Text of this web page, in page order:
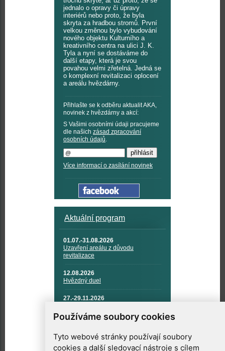
Používáme soubory cookies
Tyto webové stránky používají soubory
cookies a další sledovací nástroje s cílem
jednalo o opravy či úpravy
interiérů nebo proto, že byla
skryta za hradbou stromů. První
velkou změnou bylo vybudování
nového objektu Kulturního a
kreativního centra na ulici J. K.
Tyla a nyní se dostáváme do
další etapy, která je svou
povahou velmi zřetelná. Jedná se
o komplexní revitalizaci oplocení
a areálu hvězdárny.
Přihlašte se k odběru aktualit AKA,
novinek z hvězdárny a akcí:
S Vašimi osobními údaji pracujeme
dle našich zásad zpracování
osobních údajů.
Více informací o zasílání novinek
Aktuální program
01.07.-31.08.2026
Uzavření areálu z důvodu
revitalizace
12.08.2026
Hvězdný duel
27.-29.11.2026
TECHNIKA A KOSMICKÉ
TECHNOLOGIE